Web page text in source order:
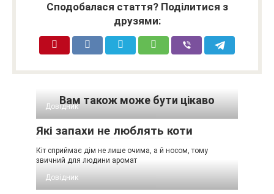
Сподобалася стаття? Поділитися з
друзями:
Вам також може бути цікаво
Довідник
Які запахи не люблять коти
Кіт сприймає дім не лише очима, а й носом, тому
звичний для людини аромат
Довідник